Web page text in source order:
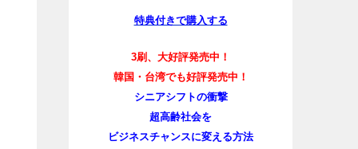
特典付きで購入する
3刷、大好評発売中！
韓国・台湾でも好評発売中！
シニアシフトの衝撃
超高齢社会を
ビジネスチャンスに変える方法